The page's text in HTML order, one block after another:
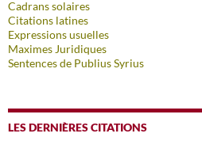
Cadrans solaires
Citations latines
Expressions usuelles
Maximes Juridiques
Sentences de Publius Syrius
LES DERNIÈRES CITATIONS